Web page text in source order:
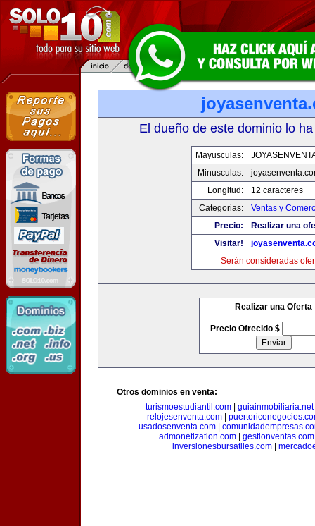
El dueño de este dominio lo
Mayusculas:
Minusculas:
Longitud:
12 caracteres
Categorias:
Ventas y
Precio:
Realizar una
Visitar!
Serán consideradas
Realizar una Oferta
Precio Ofrecido $
Otros dominios en venta:
turismoestudiantil.com| guiainmobiliaria.net
relojesenventa.com|
usadosenventa.com|
admonetization.com| gestionventas.com
inversionesbursatiles.com|